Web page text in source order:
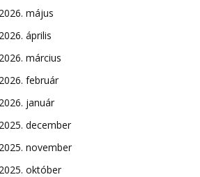
2026. május
2026. április
2026. március
2026. február
2026. január
2025. december
2025. november
2025. október